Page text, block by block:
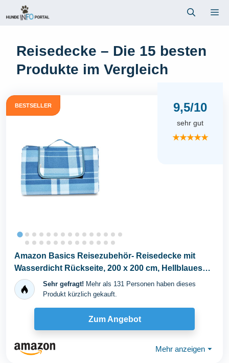
Inhalt
Reisedecke – Die 15 besten
Produkte im Vergleich
BESTSELLER 9,5/10
sehr gut
★★★★★
Amazon Basics Reisezubehör- Reisedecke mit
Wasserdicht Rückseite, 200 x 200 cm, Hellblaues
Plaid
Sehr gefragt! Mehr als 131 Personen haben dieses
Produkt kürzlich gekauft.
Zum Angebot
Mehr anzeigen ⏷